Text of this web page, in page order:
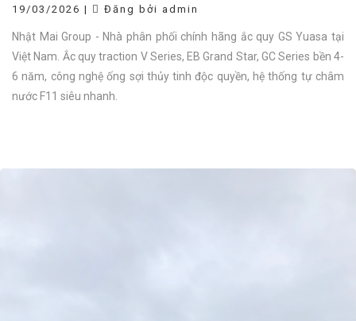
19/03/2026 | Đăng bởi admin
Nhật Mai Group - Nhà phân phối chính hãng ắc quy GS Yuasa tại
Việt Nam. Ắc quy traction V Series, EB Grand Star, GC Series bền 4-
6 năm, công nghệ ống sợi thủy tinh độc quyền, hệ thống tự châm
nước F11 siêu nhanh.